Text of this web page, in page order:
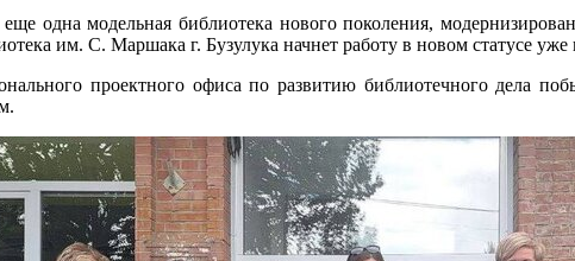
одна модельная библиотека нового поколения,
им. С. Маршака г. Бузулука начнет работу в новом статусе уже
проектного офиса по развитию библиотечного дела